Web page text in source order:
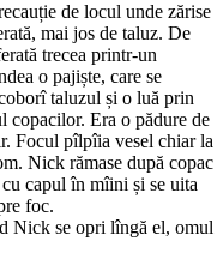
de locul unde zărise
mai jos de taluz. De
trecea printr-un
o pajiște, care se
taluzul și o luă prin
copacilor. Era o pădure de
Focul pîlpîia vesel chiar la
Nick rămase după copac
cu capul în mîini și se uita
foc.
Nick se opri lîngă el, omul